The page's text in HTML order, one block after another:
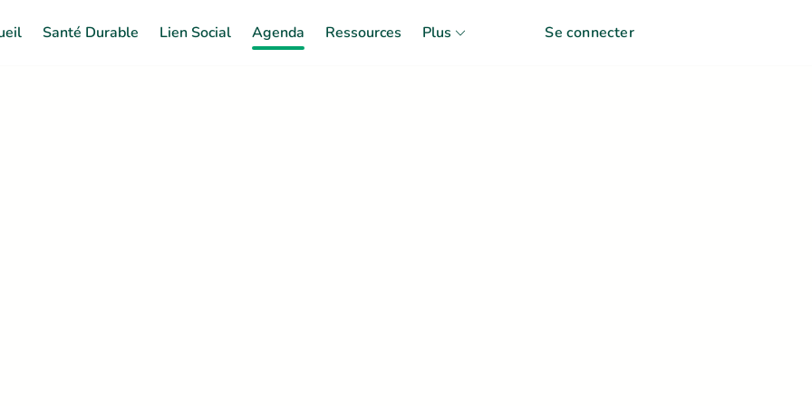
Santé Durable Lien Social Agenda Ressources Plus Se connecter